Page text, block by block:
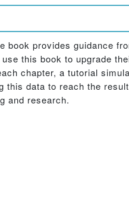
provides guidance
this book to upgrade
chapter, a tutorial
this data to reach the
and research.